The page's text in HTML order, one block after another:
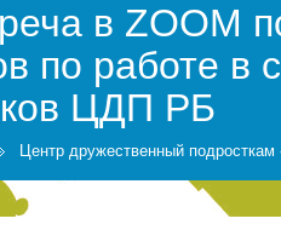
в ZOOM
по работе в
ЦДП РБ
Центр дружественный